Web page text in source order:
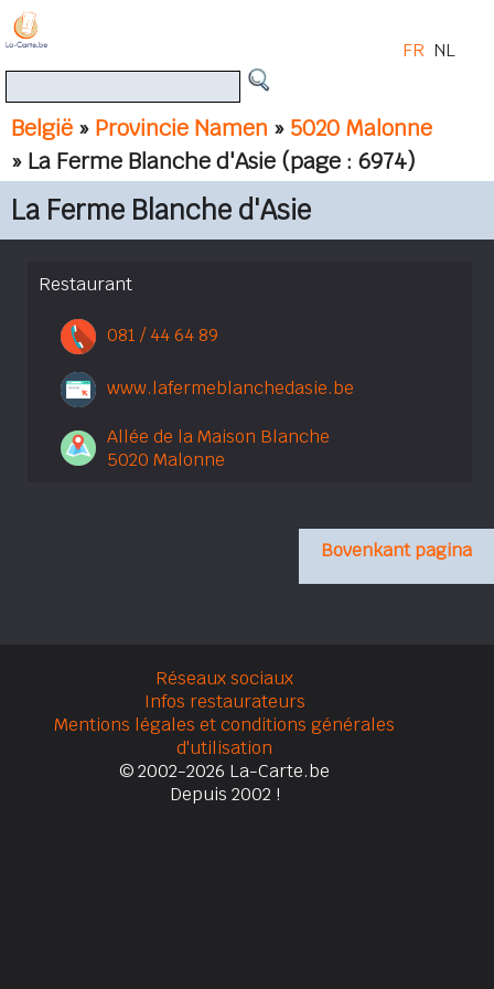
België » Provincie Namen » 5020 Malonne
» La Ferme Blanche d'Asie (page : 6974)
FR NL
La Ferme Blanche d'Asie
Restaurant
081 / 44 64 89
www.lafermeblanchedasie.be
Allée de la Maison Blanche
5020 Malonne
Bovenkant pagina
Réseaux sociaux
Infos restaurateurs
Mentions légales et conditions générales
d'utilisation
© 2002-2026 La-Carte.be
Depuis 2002 !